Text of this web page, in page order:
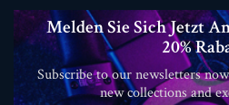
Melden Sie Sich Jetzt
20%
Subscribe to our newsletters
new collections and